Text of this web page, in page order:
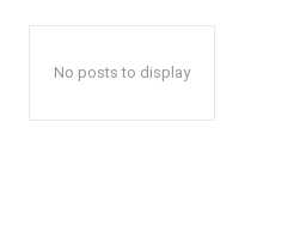
No posts to display